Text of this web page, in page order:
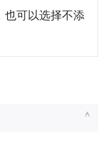
也可以选择不添